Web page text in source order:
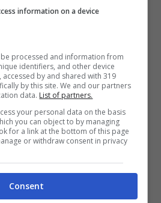
. Per il Sagittario
finanziaria, volete
situazione
economica
proprio le possibilità.
abbiamo in prima
finalmente ottiene un
sociale
va cambiato. È
alle novità, nuove
information on a device
processed and information from
identifiers, and other device
by and shared with 319
by this site. We and our partners
data. List of partners.
your personal data on the basis
you can object to by managing
for a link at the bottom of this page
or withdraw consent in privacy
Consent